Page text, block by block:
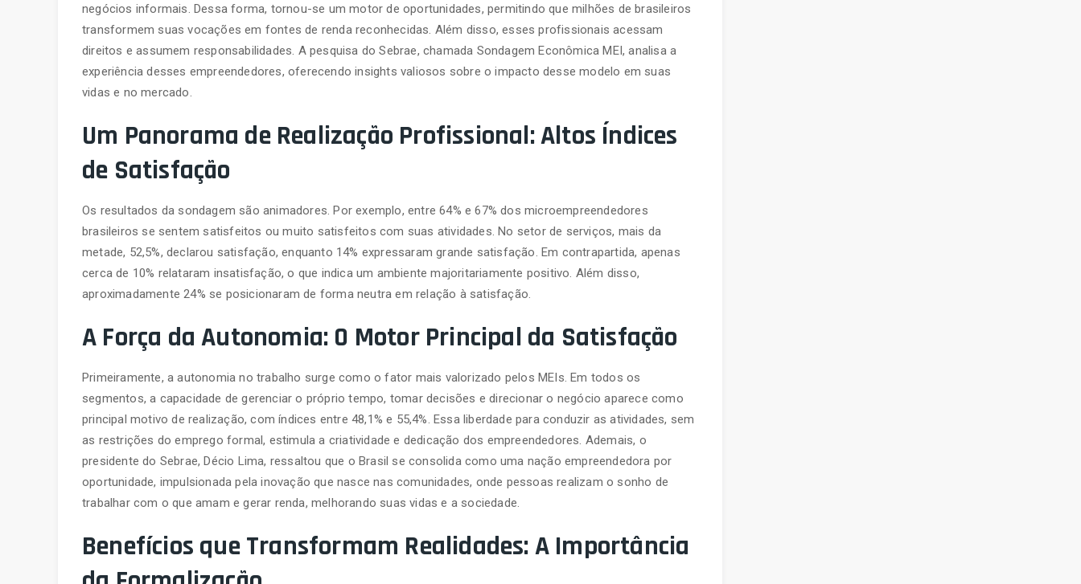
negócios informais. Dessa forma, tornou-se um motor de oportunidades, permitindo que milhões de brasileiros
transformem suas vocações em fontes de renda reconhecidas. Além disso, esses profissionais acessam
direitos e assumem responsabilidades. A pesquisa do Sebrae, chamada Sondagem Econômica MEI, analisa a
experiência desses empreendedores, oferecendo insights valiosos sobre o impacto desse modelo em suas
vidas e no mercado.
Um Panorama de Realização Profissional: Altos Índices
de Satisfação
Os resultados da sondagem são animadores. Por exemplo, entre 64% e 67% dos microempreendedores
brasileiros se sentem satisfeitos ou muito satisfeitos com suas atividades. No setor de serviços, mais da
metade, 52,5%, declarou satisfação, enquanto 14% expressaram grande satisfação. Em contrapartida, apenas
cerca de 10% relataram insatisfação, o que indica um ambiente majoritariamente positivo. Além disso,
aproximadamente 24% se posicionaram de forma neutra em relação à satisfação.
A Força da Autonomia: O Motor Principal da Satisfação
Primeiramente, a autonomia no trabalho surge como o fator mais valorizado pelos MEIs. Em todos os
segmentos, a capacidade de gerenciar o próprio tempo, tomar decisões e direcionar o negócio aparece como
principal motivo de realização, com índices entre 48,1% e 55,4%. Essa liberdade para conduzir as atividades, sem
as restrições do emprego formal, estimula a criatividade e dedicação dos empreendedores. Ademais, o
presidente do Sebrae, Décio Lima, ressaltou que o Brasil se consolida como uma nação empreendedora por
oportunidade, impulsionada pela inovação que nasce nas comunidades, onde pessoas realizam o sonho de
trabalhar com o que amam e gerar renda, melhorando suas vidas e a sociedade.
Benefícios que Transformam Realidades: A Importância